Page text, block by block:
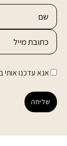
אנא עדכנו אותי
שליחה